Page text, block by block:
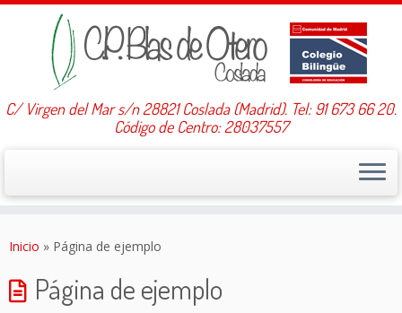
C/ Virgen del Mar s/n 28821 Coslada (Madrid). Tel: 91 673 66 20.
Código de Centro: 28037557
Inicio » Página de ejemplo
Página de ejemplo